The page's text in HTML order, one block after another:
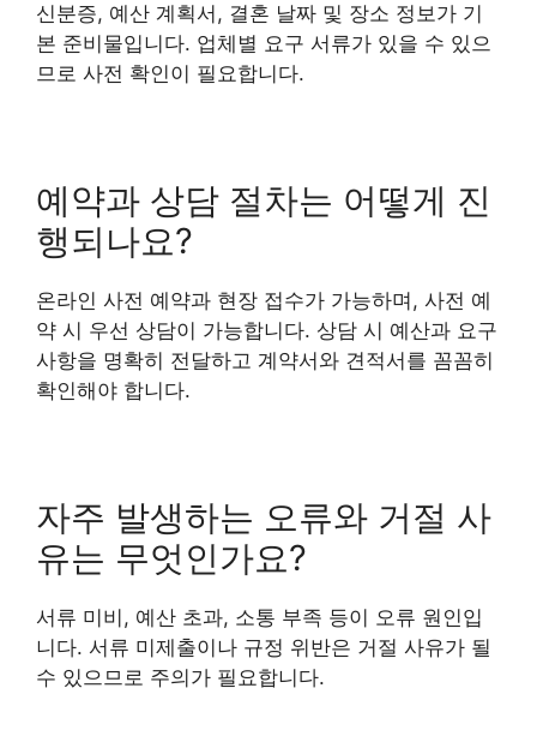
신분증, 예산 계획서, 결혼 날짜 및 장소 정보가 기
본 준비물입니다. 업체별 요구 서류가 있을 수 있으
므로 사전 확인이 필요합니다.
예약과 상담 절차는 어떻게 진
행되나요?
온라인 사전 예약과 현장 접수가 가능하며, 사전 예
약 시 우선 상담이 가능합니다. 상담 시 예산과 요구
사항을 명확히 전달하고 계약서와 견적서를 꼼꼼히
확인해야 합니다.
자주 발생하는 오류와 거절 사
유는 무엇인가요?
서류 미비, 예산 초과, 소통 부족 등이 오류 원인입
니다. 서류 미제출이나 규정 위반은 거절 사유가 될
수 있으므로 주의가 필요합니다.